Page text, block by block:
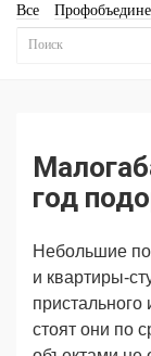
Все
Новостройки
год
Небольшие
и квартиры-
пристального
стоят они по